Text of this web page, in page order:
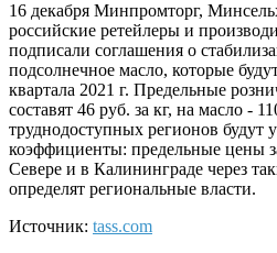
16 декабря Минпромторг,
российские ретейлеры и
подписали соглашения о
подсолнечное масло, которые
квартала 2021 г. Предельные
составят 46 руб. за кг, на масло -
труднодоступных регионов
коэффициенты: предельные цены
Севере и в Калининграде через
определят региональные власти.
Источник: tass.com